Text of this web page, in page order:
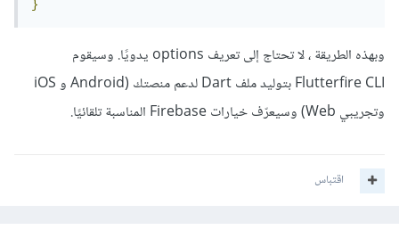
}
وبهذه الطريقة ، لا تحتاج إلى تعريف options يدويًا. وسيقوم
Flutterfire CLI بتوليد ملف Dart لدعم منصتك (Android و iOS
وتجريبي Web) وسيعرّف خيارات Firebase المناسبة تلقائيًا.
اقتباس